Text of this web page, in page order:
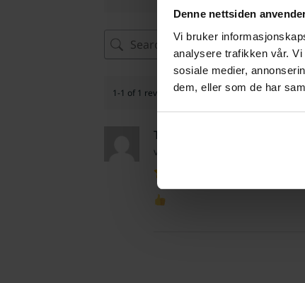
Denne nettsiden
Vi bruker
analysere trafikken vår.
sosiale medier,
dem, eller som de har
1-1 of 1 review
Torbjørn Skjørholm
verifisert eier